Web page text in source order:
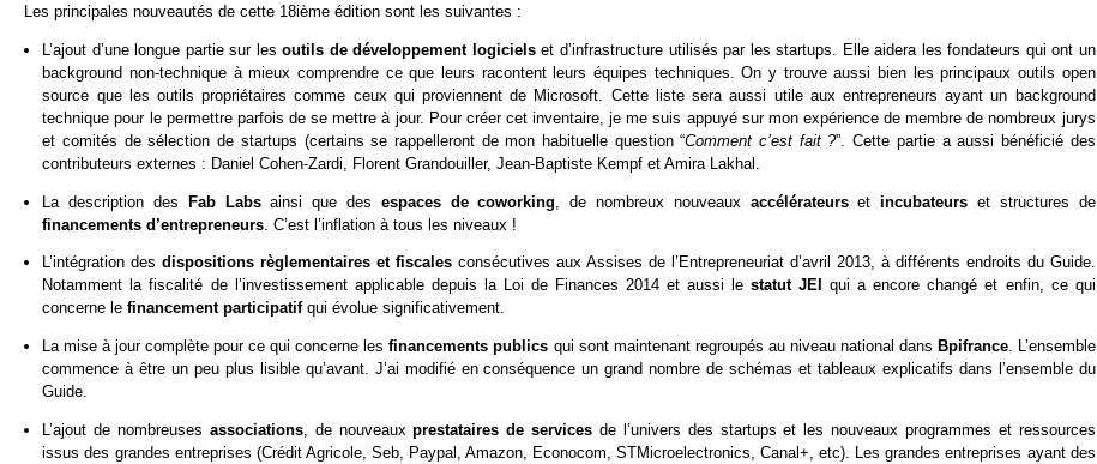
Les principales nouveautés de cette 18ième édition sont les suivantes :
L’ajout d’une longue partie sur lesoutils de développement logicielset d’infrastructure utilisés par les startups. Elle aidera les fondateurs qui ont un
background non-technique à mieux comprendre ce que leurs racontent leurs équipes techniques. On y trouve aussi bien les principaux outils open
source que les outils propriétaires comme ceux qui proviennent de Microsoft. Cette liste sera aussi utile aux entrepreneurs ayant un background
technique pour le permettre parfois de se mettre à jour. Pour créer cet inventaire, je me suis appuyé sur mon expérience de membre de nombreux jurys
et comités de sélection de startups (certains se rappelleront de mon habituelle question “Comment c’est fait ?”. Cette partie a aussi bénéficié des
contributeurs externes : Daniel Cohen-Zardi, Florent Grandouiller, Jean-Baptiste Kempf et Amira Lakhal.
La description des Fab Labsainsi que des espaces de coworking , de nombreux nouveaux accélérateursetincubateurset structures de
financements d’entrepreneurs . C’est l’inflation à tous les niveaux !
L’intégration desdispositions règlementaires et fiscalesconsécutives aux Assises de l’Entrepreneuriat d’avril 2013, à différents endroits du Guide.
Notamment la fiscalité de l’investissement applicable depuis la Loi de Finances 2014 et aussi lestatut JEIqui a encore changé et enfin, ce qui
concerne lefinancement participatifqui évolue significativement.
La mise à jour complète pour ce qui concerne lesfinancements publics qui sont maintenant regroupés au niveau national dans Bpifrance. L’ensemble
commence à être un peu plus lisible qu’avant. J’ai modifié en conséquence un grand nombre de schémas et tableaux explicatifs dans l’ensemble du
Guide.
L’ajout de nombreuses associations, de nouveauxprestataires de services de l’univers des startups et les nouveaux programmes et ressources
issus des grandes entreprises (Crédit Agricole, Seb, Paypal, Amazon, Econocom, STMicroelectronics, Canal+, etc). Les grandes entreprises ayant des